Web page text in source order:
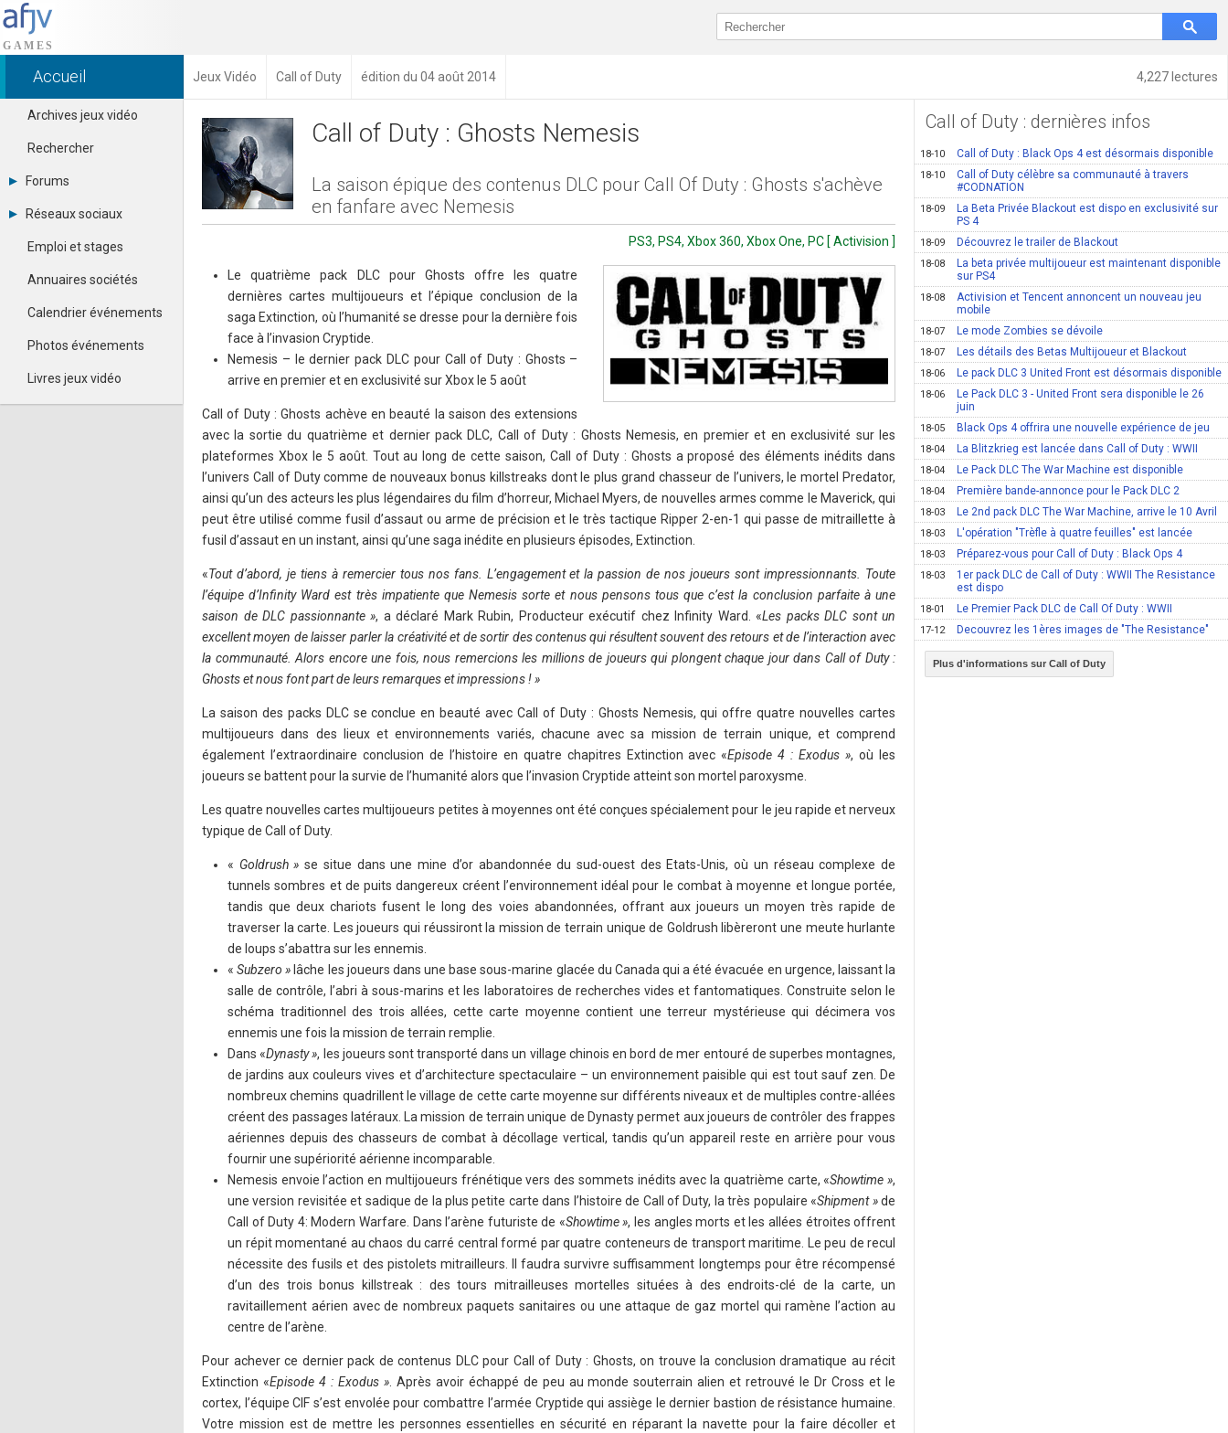
4,227 lectures
Accueil Jeux Vidéo Call of Duty édition du 04 août 2014
Archives jeux vidéo
Rechercher
Forums
Tous les forums
Se connecter
Contacter un modérateur
Réseaux sociaux
Dailymotion
Facebook
Google+
Pinterest
Youtube
Emploi et stages
Annuaires sociétés
Calendrier événements
Photos événements
Livres jeux vidéo
Call of Duty : Ghosts Nemesis
La saison épique des contenus DLC pour Call Of Duty : Ghosts s'achève
en fanfare avec Nemesis
PS3, PS4, Xbox 360, Xbox One, PC [ Activision ]
Le quatrième pack DLC pour Ghosts offre les quatre
dernières cartes multijoueurs et l’épique conclusion de la
saga Extinction, où l’humanité se dresse pour la dernière fois
face à l’invasion Cryptide.
Nemesis – le dernier pack DLC pour Call of Duty : Ghosts –
arrive en premier et en exclusivité sur Xbox le 5 août
Call of Duty : Ghosts achève en beauté la saison des extensions
avec la sortie du quatrième et dernier pack DLC, Call of Duty : Ghosts Nemesis, en premier et en exclusivité sur les
plateformes Xbox le 5 août. Tout au long de cette saison, Call of Duty : Ghosts a proposé des éléments inédits dans
l’univers Call of Duty comme de nouveaux bonus killstreaks dont le plus grand chasseur de l’univers, le mortel Predator,
ainsi qu’un des acteurs les plus légendaires du film d’horreur, Michael Myers, de nouvelles armes comme le Maverick, qui
peut être utilisé comme fusil d’assaut ou arme de précision et le très tactique Ripper 2-en-1 qui passe de mitraillette à
fusil d’assaut en un instant, ainsi qu’une saga inédite en plusieurs épisodes, Extinction.
«Tout d’abord, je tiens à remercier tous nos fans. L’engagement et la passion de nos joueurs sont impressionnants. Toute
l’équipe d’Infinity Ward est très impatiente que Nemesis sorte et nous pensons tous que c’est la conclusion parfaite à une
saison de DLC passionnante », a déclaré Mark Rubin, Producteur exécutif chez Infinity Ward. «Les packs DLC sont un
excellent moyen de laisser parler la créativité et de sortir des contenus qui résultent souvent des retours et de l’interaction avec
la communauté. Alors encore une fois, nous remercions les millions de joueurs qui plongent chaque jour dans Call of Duty :
Ghosts et nous font part de leurs remarques et impressions ! »
La saison des packs DLC se conclue en beauté avec Call of Duty : Ghosts Nemesis, qui offre quatre nouvelles cartes
multijoueurs dans des lieux et environnements variés, chacune avec sa mission de terrain unique, et comprend
également l’extraordinaire conclusion de l’histoire en quatre chapitres Extinction avec «Episode 4 : Exodus », où les
joueurs se battent pour la survie de l’humanité alors que l’invasion Cryptide atteint son mortel paroxysme.
Les quatre nouvelles cartes multijoueurs petites à moyennes ont été conçues spécialement pour le jeu rapide et nerveux
typique de Call of Duty.
« Goldrush » se situe dans une mine d’or abandonnée du sud-ouest des Etats-Unis, où un réseau complexe de
tunnels sombres et de puits dangereux créent l’environnement idéal pour le combat à moyenne et longue portée,
tandis que deux chariots fusent le long des voies abandonnées, offrant aux joueurs un moyen très rapide de
traverser la carte. Les joueurs qui réussiront la mission de terrain unique de Goldrush libèreront une meute hurlante
de loups s’abattra sur les ennemis.
«Subzero » lâche les joueurs dans une base sous-marine glacée du Canada qui a été évacuée en urgence, laissant la
salle de contrôle, l’abri à sous-marins et les laboratoires de recherches vides et fantomatiques. Construite selon le
schéma traditionnel des trois allées, cette carte moyenne contient une terreur mystérieuse qui décimera vos
ennemis une fois la mission de terrain remplie.
Dans «Dynasty », les joueurs sont transporté dans un village chinois en bord de mer entouré de superbes montagnes,
de jardins aux couleurs vives et d’architecture spectaculaire – un environnement paisible qui est tout sauf zen. De
nombreux chemins quadrillent le village de cette carte moyenne sur différents niveaux et de multiples contre-allées
créent des passages latéraux. La mission de terrain unique de Dynasty permet aux joueurs de contrôler des frappes
aériennes depuis des chasseurs de combat à décollage vertical, tandis qu’un appareil reste en arrière pour vous
fournir une supériorité aérienne incomparable.
Nemesis envoie l’action en multijoueurs frénétique vers des sommets inédits avec la quatrième carte, «Showtime »,
une version revisitée et sadique de la plus petite carte dans l’histoire de Call of Duty, la très populaire «Shipment »de
Call of Duty 4: Modern Warfare. Dans l’arène futuriste de «Showtime », les angles morts et les allées étroites offrent
un répit momentané au chaos du carré central formé par quatre conteneurs de transport maritime. Le peu de recul
nécessite des fusils et des pistolets mitrailleurs. Il faudra survivre suffisamment longtemps pour être récompensé
d’un des trois bonus killstreak : des tours mitrailleuses mortelles situées à des endroits-clé de la carte, un
ravitaillement aérien avec de nombreux paquets sanitaires ou une attaque de gaz mortel qui ramène l’action au
centre de l’arène.
Pour achever ce dernier pack de contenus DLC pour Call of Duty : Ghosts, on trouve la conclusion dramatique au récit
Extinction «Episode 4 : Exodus ». Après avoir échappé de peu au monde souterrain alien et retrouvé le Dr Cross et le
cortex, l’équipe CIF s’est envolée pour combattre l’armée Cryptide qui assiège le dernier bastion de résistance humaine.
Votre mission est de mettre les personnes essentielles en sécurité en réparant la navette pour la faire décoller et
Call of Duty : dernières infos
18-10 Call of Duty : Black Ops 4 est désormais disponible
18-10
Call of Duty célèbre sa communauté à travers
#CODNATION
18-09
La Beta Privée Blackout est dispo en exclusivité sur
PS 4
18-09 Découvrez le trailer de Blackout
18-08
La beta privée multijoueur est maintenant disponible
sur PS4
18-08
Activision et Tencent annoncent un nouveau jeu
mobile
18-07 Le mode Zombies se dévoile
18-07 Les détails des Betas Multijoueur et Blackout
18-06 Le pack DLC 3 United Front est désormais disponible
18-06
Le Pack DLC 3 - United Front sera disponible le 26
juin
18-05 Black Ops 4 offrira une nouvelle expérience de jeu
18-04 La Blitzkrieg est lancée dans Call of Duty : WWII
18-04 Le Pack DLC The War Machine est disponible
18-04 Première bande-annonce pour le Pack DLC 2
18-03 Le 2nd pack DLC The War Machine, arrive le 10 Avril
18-03 L'opération "Trèfle à quatre feuilles" est lancée
18-03 Préparez-vous pour Call of Duty : Black Ops 4
18-03
1er pack DLC de Call of Duty : WWII The Resistance
est dispo
18-01 Le Premier Pack DLC de Call Of Duty : WWII
17-12 Decouvrez les 1ères images de "The Resistance"
Plus d'informations sur Call of Duty